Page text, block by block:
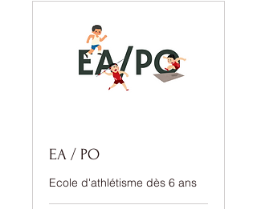
EA / PO
Ecole d'athlétisme dès 6 ans